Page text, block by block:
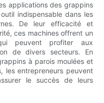
applications des grappins
indispensable dans les
De leur efficacité et
ces machines offrent un
peuvent profiter aux
de divers secteurs. En
à parois moulées et
les entrepreneurs peuvent
le succès de leurs